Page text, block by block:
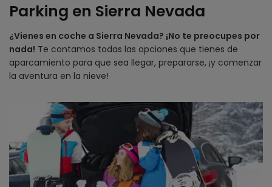
Parking en Sierra Nevada
¿Vienes en coche a Sierra Nevada? ¡No te preocupes por
nada! Te contamos todas las opciones que tienes de
aparcamiento para que sea llegar, prepararse, ¡y comenzar
la aventura en la nieve!